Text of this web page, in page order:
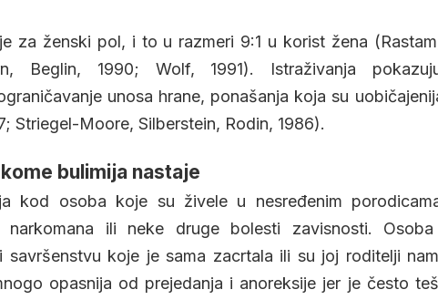
za ženski pol, i to u razmeri 9:1 u korist žena
Beglin, 1990; Wolf, 1991). Istraživanja
unosa hrane, ponašanja koja su
Striegel-Moore, Silberstein, Rodin, 1986).
bulimija nastaje
kod osoba koje su živele u nesređenim
narkomana ili neke druge bolesti zavisnosti.
savršenstvu koje je sama zacrtala ili su joj roditelji
opasnija od prejedanja i anoreksije jer je često